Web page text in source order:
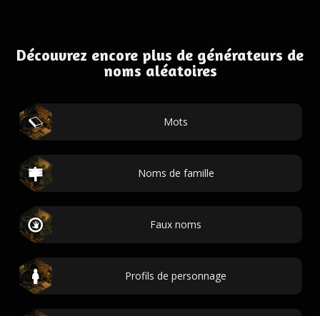
Découvrez encore plus de générateurs de
noms aléatoires
Mots
Noms de famille
Faux noms
Profils de personnage